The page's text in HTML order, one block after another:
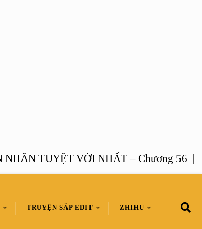
TUYỆT VỜI NHẤT – Chương 56 |LÁ
TRUYỆN SẮP EDIT ZHIHU